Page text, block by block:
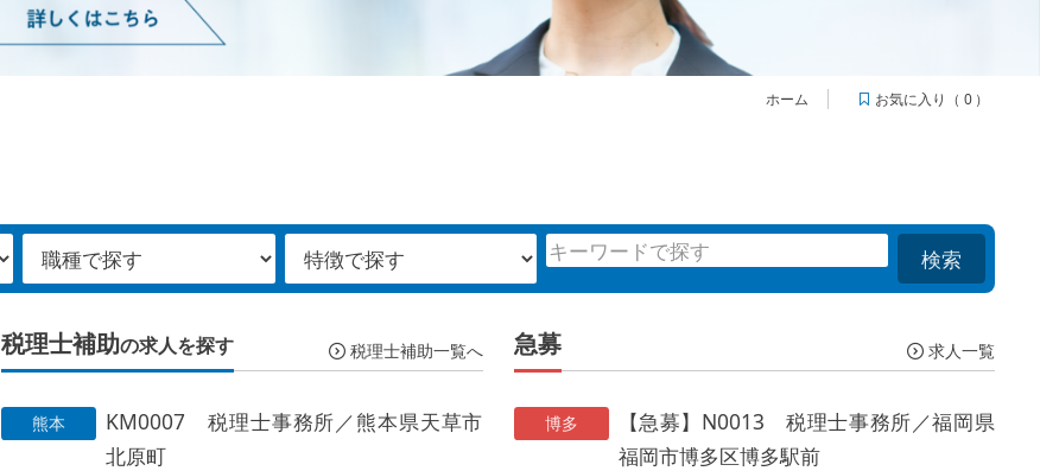
ホーム お気に入り（ 0 ）
検索
税理士補助の求人を探す 税理士補助一覧へ
熊本
KM0007 税理士事務所／熊本県天草市
北原町
急募 求人一覧
博多
【急募】N0013 税理士事務所／福岡県
福岡市博多区博多駅前